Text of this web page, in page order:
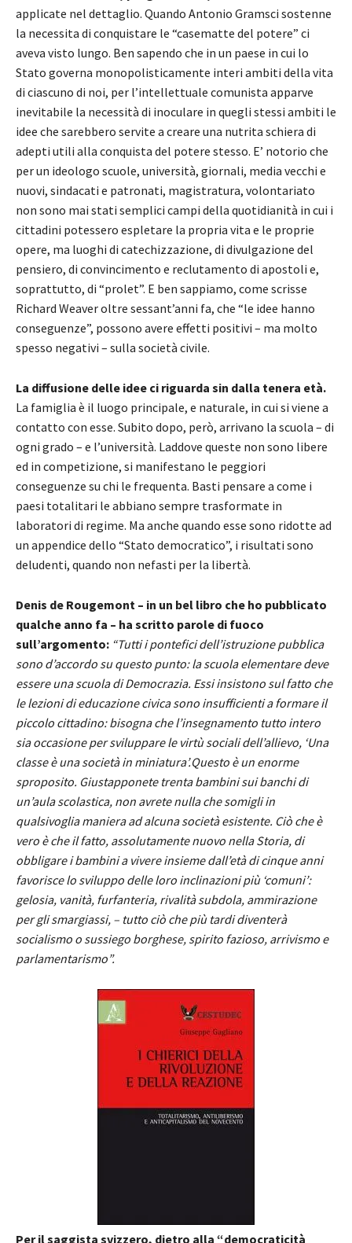
applicate nel dettaglio. Quando Antonio Gramsci sostenne
la necessita di conquistare le “casematte del potere” ci
aveva visto lungo. Ben sapendo che in un paese in cui lo
Stato governa monopolisticamente interi ambiti della vita
di ciascuno di noi, per l’intellettuale comunista apparve
inevitabile la necessità di inoculare in quegli stessi ambiti le
idee che sarebbero servite a creare una nutrita schiera di
adepti utili alla conquista del potere stesso. E’ notorio che
per un ideologo scuole, università, giornali, media vecchi e
nuovi, sindacati e patronati, magistratura, volontariato
non sono mai stati semplici campi della quotidianità in cui i
cittadini potessero espletare la propria vita e le proprie
opere, ma luoghi di catechizzazione, di divulgazione del
pensiero, di convincimento e reclutamento di apostoli e,
soprattutto, di “prolet”. E ben sappiamo, come scrisse
Richard Weaver oltre sessant’anni fa, che “le idee hanno
conseguenze”, possono avere effetti positivi – ma molto
spesso negativi – sulla società civile.
La diffusione delle idee ci riguarda sin dalla tenera età.
La famiglia è il luogo principale, e naturale, in cui si viene a
contatto con esse. Subito dopo, però, arrivano la scuola – di
ogni grado – e l’università. Laddove queste non sono libere
ed in competizione, si manifestano le peggiori
conseguenze su chi le frequenta. Basti pensare a come i
paesi totalitari le abbiano sempre trasformate in
laboratori di regime. Ma anche quando esse sono ridotte ad
un appendice dello “Stato democratico”, i risultati sono
deludenti, quando non nefasti per la libertà.
Denis de Rougemont – in un bel libro che ho pubblicato
qualche anno fa – ha scritto parole di fuoco
sull’argomento: “Tutti i pontefici dell’istruzione pubblica
sono d’accordo su questo punto: la scuola elementare deve
essere una scuola di Democrazia. Essi insistono sul fatto che
le lezioni di educazione civica sono insufficienti a formare il
piccolo cittadino: bisogna che l’insegnamento tutto intero
sia occasione per sviluppare le virtù sociali dell’allievo, ‘Una
classe è una società in miniatura’.Questo è un enorme
sproposito. Giustapponete trenta bambini sui banchi di
un’aula scolastica, non avrete nulla che somigli in
qualsivoglia maniera ad alcuna società esistente. Ciò che è
vero è che il fatto, assolutamente nuovo nella Storia, di
obbligare i bambini a vivere insieme dall’età di cinque anni
favorisce lo sviluppo delle loro inclinazioni più ‘comuni’:
gelosia, vanità, furfanteria, rivalità subdola, ammirazione
per gli smargiassi, – tutto ciò che più tardi diventerà
socialismo o sussiego borghese, spirito fazioso, arrivismo e
parlamentarismo”.
Per il saggista svizzero, dietro alla “democraticità